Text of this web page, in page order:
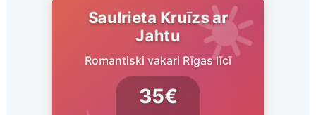
Saulrieta Kruīzs ar
Jahtu
Romantiski vakari Rīgas līcī
35€